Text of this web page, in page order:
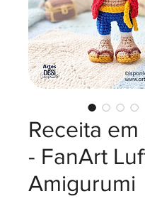
Receita em
- FanArt
Amigurumi